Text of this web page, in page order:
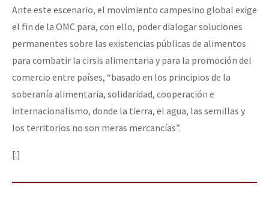
Ante este escenario, el movimiento campesino global exige
el fin de la OMC para, con ello, poder dialogar soluciones
permanentes sobre las existencias públicas de alimentos
para combatir la cirsis alimentaria y para la promoción del
comercio entre países, “basado en los principios de la
soberanía alimentaria, solidaridad, cooperación e
internacionalismo, donde la tierra, el agua, las semillas y
los territorios no son meras mercancías”.
[:]